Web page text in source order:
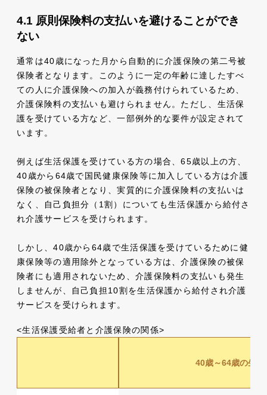
原則保険料の支払いを避けることができ
ない
通常は40歳になった月から自動的に介護保険の第二号被
保険者となります。このように一定の年齢に達したすべ
ての人に介護保険への加入が義務付けられているため、
介護保険料の支払いも避けられません。ただし、生活保
護を受けている方など、一部例外的な要件が設定されて
います。
例えば生活保護を受けている方の場合、65歳以上の方、
40歳から64歳で国民健康保険等に加入している方は介護
保険の被保険者となり、実質的に介護保険料の支払いは
なく、自己負担分（1割）についても生活保護から給付さ
れ介護サービスを受けられます。
しかし、40歳から64歳で生活保護を受けているために健
康保険等の適用除外となっている方は、介護保険の被保
険者にも適用されないため、介護保険料の支払いも発生
しませんが、自己負担10割を生活保護から給付され介護
サービスを受けられます。
<生活保護受給者と介護保険の関係>
40歳～64歳の生活